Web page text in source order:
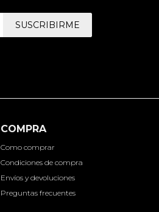
COMPRA
Como comprar
Condiciones de compra
Envíos y devoluciones
Preguntas frecuentes
SUSCRIBIRME